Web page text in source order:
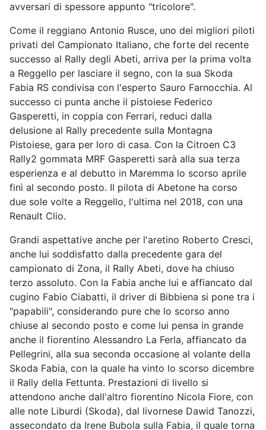
avversari di spessore appunto "tricolore".
Come il reggiano Antonio Rusce, uno dei migliori piloti
privati del Campionato Italiano, che forte del recente
successo al Rally degli Abeti, arriva per la prima volta
a Reggello per lasciare il segno, con la sua Skoda
Fabia RS condivisa con l'esperto Sauro Farnocchia. Al
successo ci punta anche il pistoiese Federico
Gasperetti, in coppia con Ferrari, reduci dalla
delusione al Rally precedente sulla Montagna
Pistoiese, gara per loro di casa. Con la Citroen C3
Rally2 gommata MRF Gasperetti sarà alla sua terza
esperienza e al debutto in Maremma lo scorso aprile
finì al secondo posto. Il pilota di Abetone ha corso
due sole volte a Reggello, l'ultima nel 2018, con una
Renault Clio.
Grandi aspettative anche per l'aretino Roberto Cresci,
anche lui soddisfatto dalla precedente gara del
campionato di Zona, il Rally Abeti, dove ha chiuso
terzo assoluto. Con la Fabia anche lui e affiancato dal
cugino Fabio Ciabatti, il driver di Bibbiena si pone tra i
"papabili", considerando pure che lo scorso anno
chiuse al secondo posto e come lui pensa in grande
anche il fiorentino Alessandro La Ferla, affiancato da
Pellegrini, alla sua seconda occasione al volante della
Skoda Fabia, con la quale ha vinto lo scorso dicembre
il Rally della Fettunta. Prestazioni di livello si
attendono anche dall'altro fiorentino Nicola Fiore, con
alle note Liburdi (Skoda), dal livornese Dawid Tanozzi,
assecondato da Irene Bubola sulla Fabia, il quale torna